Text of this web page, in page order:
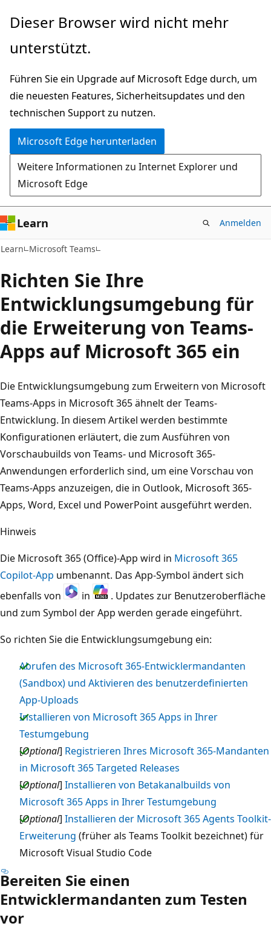
Zu
wechseln
Dieser Browser wird nicht mehr
unterstützt.
Führen Sie ein Upgrade auf Microsoft Edge durch, um
die neuesten Features, Sicherheitsupdates und den
technischen Support zu nutzen.
Microsoft Edge herunterladen
Weitere Informationen zu Internet Explorer und
Microsoft Edge
Learn Anmelden
Learn Microsoft Teams
Richten Sie Ihre
Entwicklungsumgebung für
die Erweiterung von Teams-
Apps auf Microsoft 365 ein
Die Entwicklungsumgebung zum Erweitern von Microsoft
Teams-Apps in Microsoft 365 ähnelt der Teams-
Entwicklung. In diesem Artikel werden bestimmte
Konfigurationen erläutert, die zum Ausführen von
Vorschaubuilds von Teams- und Microsoft 365-
Anwendungen erforderlich sind, um eine Vorschau von
Teams-Apps anzuzeigen, die in Outlook, Microsoft 365-
Apps, Word, Excel und PowerPoint ausgeführt werden.
Hinweis
Die Microsoft 365 (Office)-App wird in Microsoft 365
Copilot-App umbenannt. Das App-Symbol ändert sich
ebenfalls von
in
. Updates zur Benutzeroberfläche
und zum Symbol der App werden gerade eingeführt.
So richten Sie die Entwicklungsumgebung ein:
Abrufen des Microsoft 365-Entwicklermandanten
(Sandbox) und Aktivieren des benutzerdefinierten
App-Uploads
Installieren von Microsoft 365 Apps in Ihrer
Testumgebung
[Optional] Registrieren Ihres Microsoft 365-Mandanten
in Microsoft 365 Targeted Releases
[Optional] Installieren von Betakanalbuilds von
Microsoft 365 Apps in Ihrer Testumgebung
[Optional] Installieren der Microsoft 365 Agents Toolkit-
Erweiterung (früher als Teams Toolkit bezeichnet) für
Microsoft Visual Studio Code
Bereiten Sie einen
Entwicklermandanten zum Testen
vor